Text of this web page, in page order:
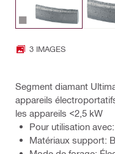
3 IMAGES
Segment diamant
appareils
les appareils <2,5 kW
Pour utilisation
Matériaux support: